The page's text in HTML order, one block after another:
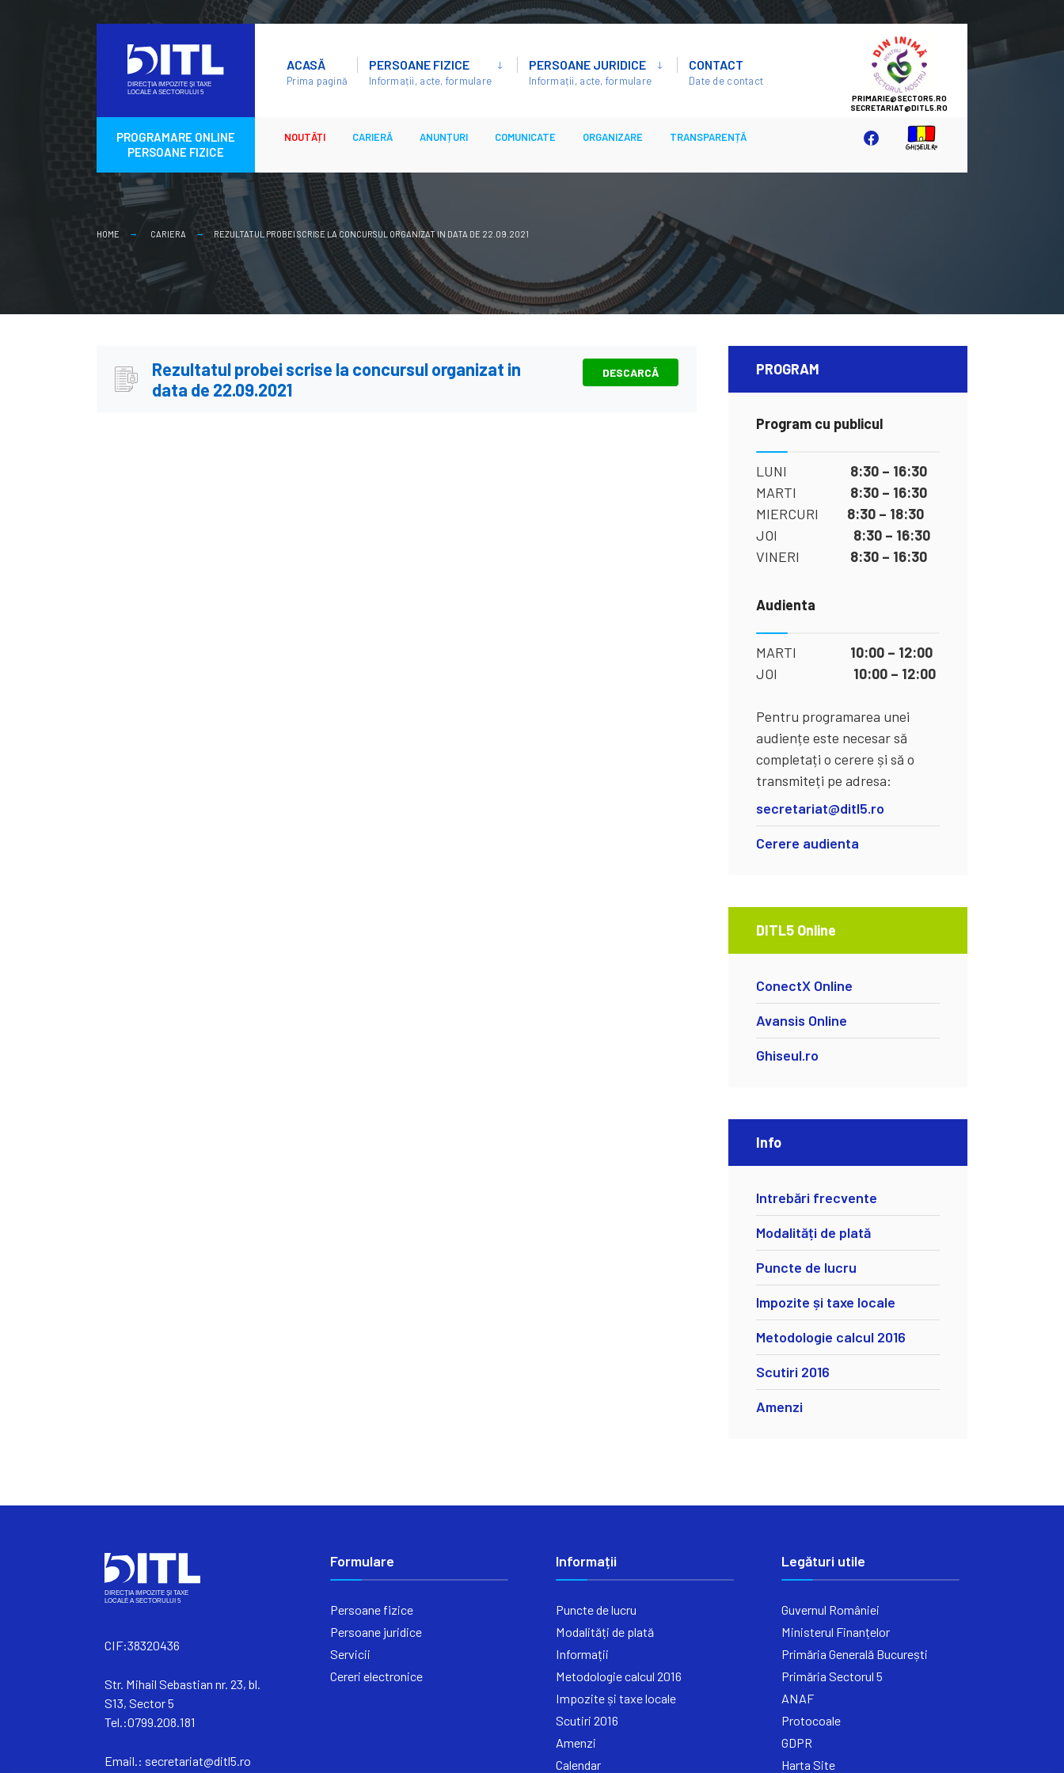
content
ACASĂ
Prima pagină
PERSOANE FIZICE
Informații, acte, formulare
PERSOANE JURIDICE
Informații, acte, formulare
CONTACT
Date de contact
SECTOR
5
PROGRAMARE ONLINE
PERSOANE FIZICE
NOUTĂȚI CARIERĂ ANUNȚURI COMUNICATE ORGANIZARE TRANSPARENȚĂ
HOME CARIERA REZULTATUL PROBEI SCRISE LA CONCURSUL ORGANIZAT IN DATA DE 22.09.2021
Rezultatul probei scrise la concursul organizat in
data de 22.09.2021
DESCARCĂ PROGRAM
Program cu publicul
LUNI 8:30 – 16:30
MARTI 8:30 – 16:30
MIERCURI 8:30 – 18:30
JOI 8:30 – 16:30
VINERI 8:30 – 16:30
Audienta
MARTI 10:00 – 12:00
JOI 10:00 – 12:00
Pentru programarea unei
audiențe este necesar să
completați o cerere și să o
transmiteți pe adresa:
secretariat@ditl5.ro
Cerere audienta
DITL5 Online
ConectX Online
Avansis Online
Ghiseul.ro
Info
Intrebări frecvente
Modalități de plată
Puncte de lucru
Impozite și taxe locale
Metodologie calcul 2016
Scutiri 2016
Amenzi
CIF:38320436
Str. Mihail Sebastian nr. 23, bl.
S13, Sector 5
Tel.:0799.208.181
Email.: secretariat@ditl5.ro
Formulare
Persoane fizice
Persoane juridice
Servicii
Cereri electronice
Informații
Puncte de lucru
Modalități de plată
Informații
Metodologie calcul 2016
Impozite și taxe locale
Scutiri 2016
Amenzi
Calendar
Legături utile
Guvernul României
Ministerul Finanțelor
Primăria Generală București
Primăria Sectorul 5
ANAF
Protocoale
GDPR
Harta Site